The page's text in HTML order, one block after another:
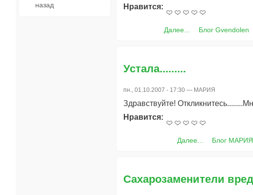
Нравится:
Далее... Блог Gvendolen
Устала.........
пн., 01.10.2007 - 17:30 — МАРИЯ
Здравствуйте!
Нравится:
Далее... Блог МАРИЯ
Сахарозаменители
назад